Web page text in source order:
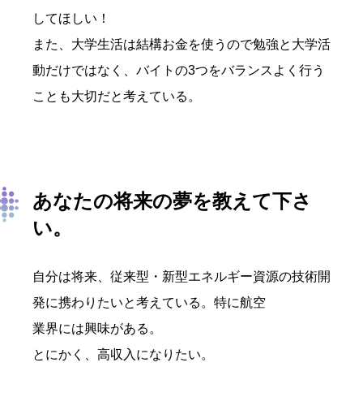
してほしい！
また、大学生活は結構お金を使うので勉強と大学活
動だけではなく、バイトの3つをバランスよく行う
ことも大切だと考えている。
あなたの将来の夢を教えて下さ
い。
自分は将来、従来型・新型エネルギー資源の技術開
発に携わりたいと考えている。特に航空
業界には興味がある。
とにかく、高収入になりたい。